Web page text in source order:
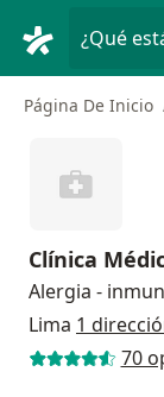
¿Qué
Página De Inicio
Clínica
Alergia -
Lima 1
70